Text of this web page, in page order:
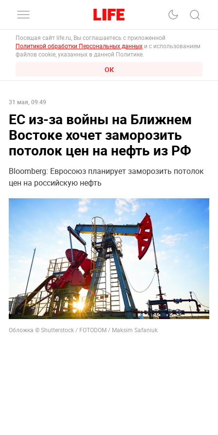
Посещая сайт life.ru, Вы соглашаетесь с приложенной
Политикой обработки Персональных данных и с использованием
файлов cookie, указанных в данной Политике.
ОК
31 мая, 09:49
ЕС из-за войны на Ближнем
Востоке хочет заморозить
потолок цен на нефть из РФ
Bloomberg: Евросоюз планирует заморозить потолок
цен на российскую нефть
Обложка © Shutterstock / FOTODOM / Maksim Safaniuk